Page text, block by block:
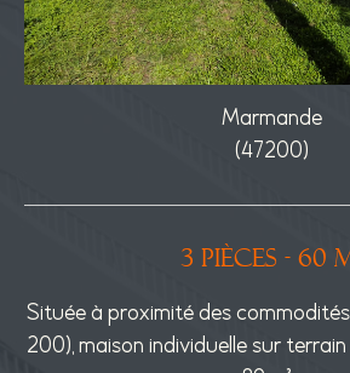
Marmande
(47200)
3 pièces - 60
Située à proximité des
200), maison individuelle sur